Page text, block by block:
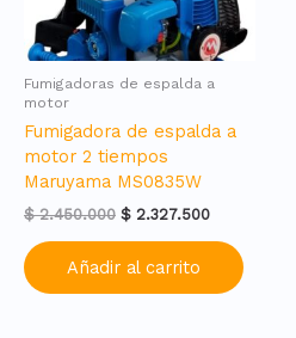
Fumigadoras de espalda a
motor
Fumigadora de espalda a
motor 2 tiempos
Maruyama MS0835W
$2.450.000 Original
$ 2.450.000.
$ 2.327.500Current
$ 2.327.500.
Añadir al carrito